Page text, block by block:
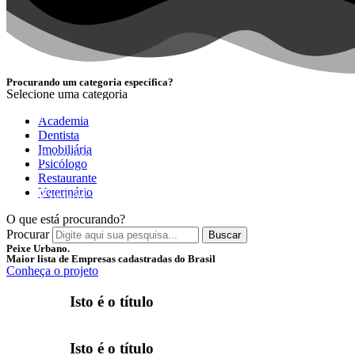
NOVIDADE
Encontre as melhores empresas separadas por
Conferir
Procurando um categoria específica?
Selecione uma categoria
Academia
Dentista
Imobiliária
Psicólogo
Restaurante
Veterinário
O que está procurando?
Procurar
Buscar
Peixe Urbano.
Maior lista de Empresas cadastradas do Brasil
Conheça o projeto
Isto é o título
Isto é o título